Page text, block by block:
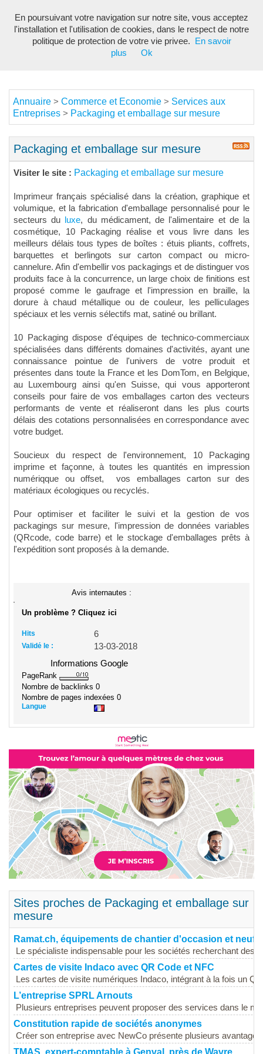
Annuaire > Commerce et Economie > Services aux
Entreprises > Packaging et emballage sur mesure
Packaging et emballage sur mesure
Visiter le site : Packaging et emballage sur mesure
Imprimeur français spécialisé dans la création, graphique et
volumique, et la fabrication d'emballage personnalisé pour le
secteurs du
luxe, du médicament, de l'alimentaire et de la
cosmétique, 10 Packaging réalise et vous livre dans les
meilleurs délais tous types de boîtes : étuis pliants, coffrets,
barquettes et berlingots sur carton compact ou micro-
cannelure. Afin d'embellir vos packagings et de distinguer vos
produits face à la concurrence, un large choix de finitions est
proposé comme le gaufrage et l'impression en braille, la
dorure à chaud métallique ou de couleur, les pelliculages
spéciaux et les vernis sélectifs mat, satiné ou brillant.
10 Packaging dispose d'équipes de technico-commerciaux
spécialisées dans différents domaines d'activités, ayant une
connaissance pointue de l'univers de votre produit et
présentes dans toute la France et les DomTom, en Belgique,
au Luxembourg ainsi qu'en Suisse, qui vous apporteront
conseils pour faire de vos emballages carton des vecteurs
performants de vente et réaliseront dans les plus courts
délais des cotations personnalisées en correspondance avec
votre budget.
Soucieux du respect de l'environnement, 10 Packaging
imprime et façonne, à toutes les quantités en impression
numériqque ou offset, vos emballages carton sur des
matériaux écologiques ou recyclés.
Pour optimiser et faciliter le suivi et la gestion de vos
packagings sur mesure, l'impression de données variables
(QRcode, code barre) et le stockage d'emballages prêts à
l'expédition sont proposés à la demande.
Avis internautes :
Un problème ? Cliquez ici
Hits 6
Validé le :
13-03-2018
Informations Google
PageRank
Nombre de backlinks 0
Nombre de pages indexées 0
Langue
Sites proches de Packaging et emballage sur
mesure
Ramat.ch, équipements de chantier d'occasion et neufs
Le spécialiste indispensable pour les sociétés recherchant des...
Cartes de visite Indaco avec QR Code et NFC
Les cartes de visite numériques Indaco, intégrant à la fois un
L’entreprise SPRL Arnouts
Plusieurs entreprises peuvent proposer des services dans le
Constitution rapide de sociétés anonymes
Créer son entreprise avec NewCo présente plusieurs
En poursuivant votre navigation sur notre site, vous acceptez
l'installation et l'utilisation de cookies, dans le respect de notre
politique de protection de votre vie privee.
En savoir
plus
Ok